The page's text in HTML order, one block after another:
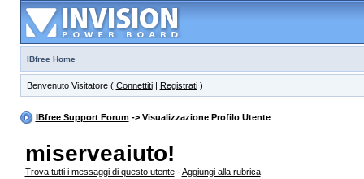
IBfree Home
Benvenuto Visitatore ( Connettiti| Registrati)
IBfree Support Forum-> Visualizzazione Profilo Utente
miserveaiuto!
Trova tutti i messaggi di questo utente· Aggiungi alla rubrica